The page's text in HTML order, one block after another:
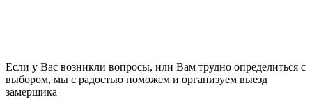
Если у Вас возникли вопросы, или Вам трудно определиться с
выбором, мы с радостью поможем и организуем выезд
замерщика